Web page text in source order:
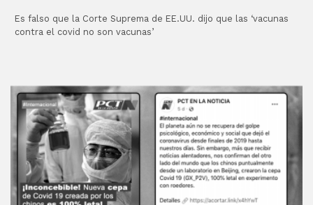
Es falso que la Corte Suprema de EE.UU. dijo que las ‘vacunas
contra el covid no son vacunas’